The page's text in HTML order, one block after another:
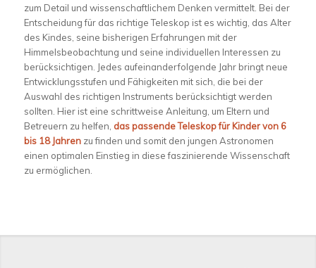
zum Detail und wissenschaftlichem Denken vermittelt. Bei der
Entscheidung für das richtige Teleskop ist es wichtig, das Alter
des Kindes, seine bisherigen Erfahrungen mit der
Himmelsbeobachtung und seine individuellen Interessen zu
berücksichtigen. Jedes aufeinanderfolgende Jahr bringt neue
Entwicklungsstufen und Fähigkeiten mit sich, die bei der
Auswahl des richtigen Instruments berücksichtigt werden
sollten. Hier ist eine schrittweise Anleitung, um Eltern und
Betreuern zu helfen, das passende Teleskop für Kinder von 6
bis 18 Jahrenzu finden und somit den jungen Astronomen
einen optimalen Einstieg in diese faszinierende Wissenschaft
zu ermöglichen.